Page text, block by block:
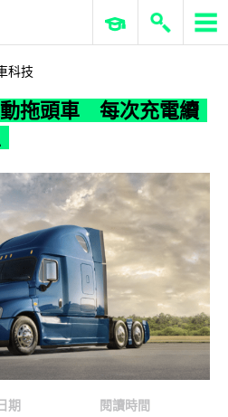
ERP 與商業 AI
科技
拖頭車 每次充電續
期
閱讀時間